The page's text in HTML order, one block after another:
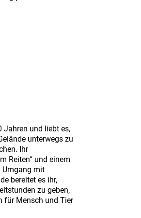
Jahren und liebt es,
unterwegs zu
Ihr
Reiten“ und einem
Umgang mit
bereitet es ihr,
zu geben,
für Mensch und Tier